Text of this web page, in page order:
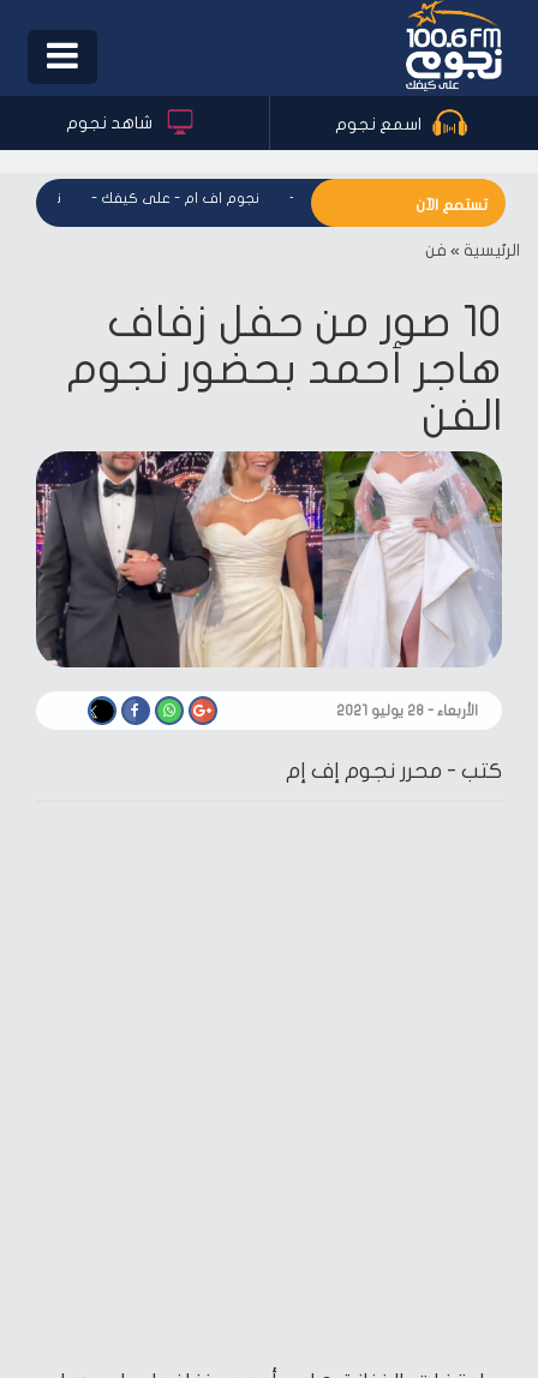
Toggle
اسمع نجوم شاهد نجوم
تستمع الآن -نجوم اف ام - على كيفك - نجوم اف ام - على كيفك نجوم اف
الرئيسية » فن
10 صور من حفل زفاف
هاجر أحمد بحضور نجوم
الفن
الأربعاء - ٢٨ يوليو ٢٠٢١
كتب - محرر نجوم إف إم